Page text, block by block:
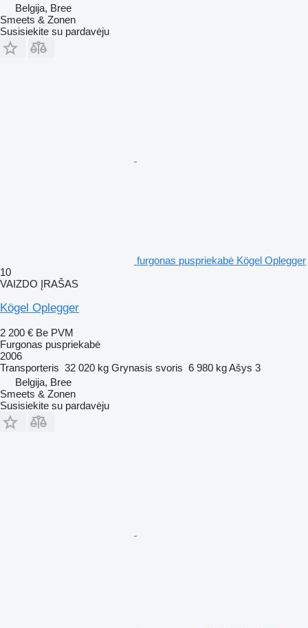
Belgija, Bree
Smeets & Zonen
Susisiekite su pardavėju
furgonas puspriekabė Kögel Oplegger
10
VAIZDO ĮRAŠAS
Kögel Oplegger
2 200 € Be PVM
Furgonas puspriekabė
2006
Transporteris 32 020 kg Grynasis svoris 6 980 kgAšys 3
Belgija, Bree
Smeets & Zonen
Susisiekite su pardavėju